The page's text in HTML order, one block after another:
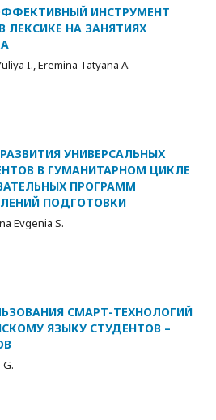
ИНСТРУМЕНТ
ЛЕКСИКЕ НА ЗАНЯТИЯХ
I., Eremina Tatyana A.
УНИВЕРСАЛЬНЫХ
В ГУМАНИТАРНОМ ЦИКЛЕ
ПРОГРАММ
ПОДГОТОВКИ
Evgenia S.
СМАРТ-ТЕХНОЛОГИЙ
ЯЗЫКУ СТУДЕНТОВ –